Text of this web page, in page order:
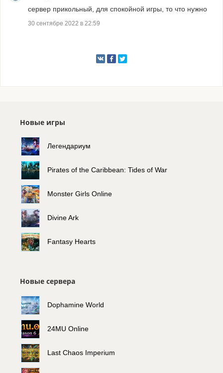
сервер прикольный, для спокойной игры, то что нужно
30 сентябре 2022 в 22:59
Новые игры
Легендариум
Pirates of the Caribbean: Tides of War
Monster Girls Online
Divine Ark
Fantasy Hearts
Новые сервера
Dophamine World
24MU Online
Last Chaos Imperium